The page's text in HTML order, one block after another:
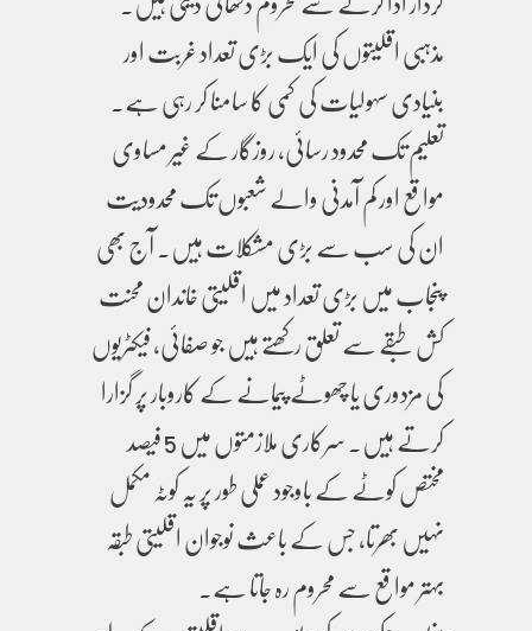
مذہبی اقلیتوں کی ایک بڑی تعداد غربت اور
بنیادی سہولیات کی کمی کا سامنا کر رہی ہے۔
تعلیم تک محدود رسائی، روزگار کے غیر مساوی
مواقع اور کم آمدنی والے شعبوں تک محدودیت
ان کی سب سے بڑی مشکلات ہیں۔ آج بھی
پنجاب میں بڑی تعداد میں اقلیتی خاندان محنت
کش طبقے سے تعلق رکھتے ہیں جو صفائی، فیکٹریوں
کی مزدوری یا چھوٹے پیمانے کے کاروبار پر گزارا
کرتے ہیں۔ سرکاری ملازمتوں میں 5 فیصد
مختص کوٹے کے باوجود عملی طور پر یہ کوٹہ مکمل
نہیں بھرتا، جس کے باعث نوجوان اقلیتی طبقہ
بہتر مواقع سے محروم رہ جاتا ہے۔